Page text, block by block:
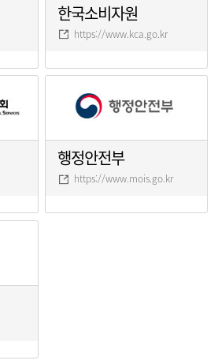
한국소비자원
https://www.kca.go.kr
행정안전부
https://www.mois.go.kr